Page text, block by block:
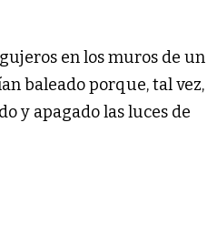
en los muros de un
baleado porque, tal vez,
y apagado las luces de